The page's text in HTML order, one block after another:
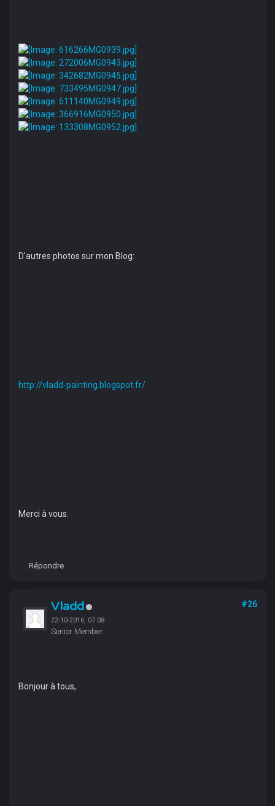
D'autres photos sur mon Blog:
http://vladd-painting.blogspot.fr/
Merci à vous.
Répondre
Vladd
22-10-2016, 07:08
Senior Member
#26
Bonjour à tous,